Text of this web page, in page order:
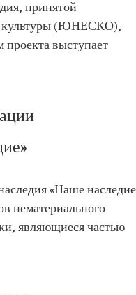
принятой
культуры (ЮНЕСКО),
выступает
«Наше
нематериального
являющиеся частью